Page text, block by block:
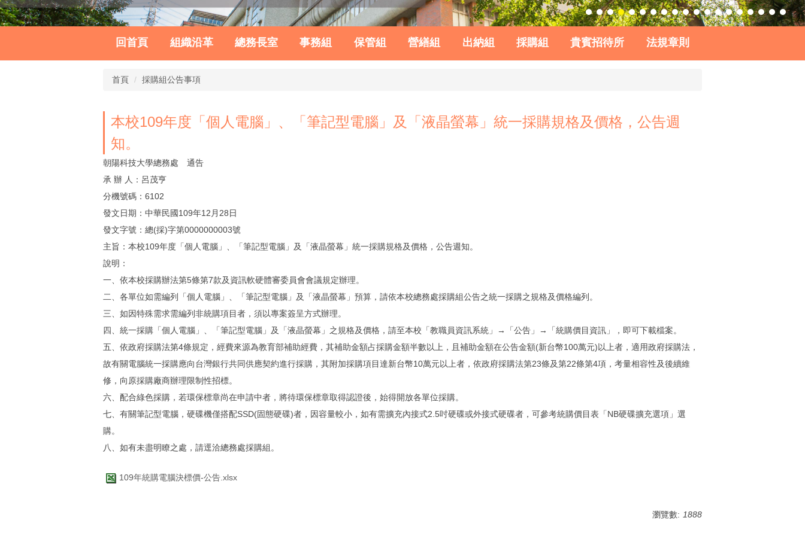
回首頁 組織沿革 總務長室 事務組 保管組 營繕組 出納組 採購組 貴賓招待所 法規章則
首頁 採購組公告事項
本校109年度「個人電腦」、「筆記型電腦」及「液晶螢幕」統一採購規格及價格，公告週
知。
朝陽科技大學總務處 通告
承 辦 人：呂茂亨
分機號碼：6102
發文日期：中華民國109年12月28日
發文字號：總(採)字第0000000003號
主旨：本校109年度「個人電腦」、「筆記型電腦」及「液晶螢幕」統一採購規格及價格，公告週知。
說明：
一、依本校採購辦法第5條第7款及資訊軟硬體審委員會會議規定辦理。
二、各單位如需編列「個人電腦」、「筆記型電腦」及「液晶螢幕」預算，請依本校總務處採購組公告之統一採購之規格及價格編列。
三、如因特殊需求需編列非統購項目者，須以專案簽呈方式辦理。
四、統一採購「個人電腦」、「筆記型電腦」及「液晶螢幕」之規格及價格，請至本校「教職員資訊系統」→「公告」→「統購價目資訊」，即可下載檔案。
五、依政府採購法第4條規定，經費來源為教育部補助經費，其補助金額占採購金額半數以上，且補助金額在公告金額(新台幣100萬元)以上者，適用政府採購法，
故有關電腦統一採購應向台灣銀行共同供應契約進行採購，其附加採購項目達新台幣10萬元以上者，依政府採購法第23條及第22條第4項，考量相容性及後續維
修，向原採購廠商辦理限制性招標。
六、配合綠色採購，若環保標章尚在申請中者，將待環保標章取得認證後，始得開放各單位採購。
七、有關筆記型電腦，硬碟機僅搭配SSD(固態硬碟)者，因容量較小，如有需擴充內接式2.5吋硬碟或外接式硬碟者，可參考統購價目表「NB硬碟擴充選項」選
購。
八、如有未盡明瞭之處，請逕洽總務處採購組。
109年統購電腦決標價-公告.xlsx
瀏覽數: 1888